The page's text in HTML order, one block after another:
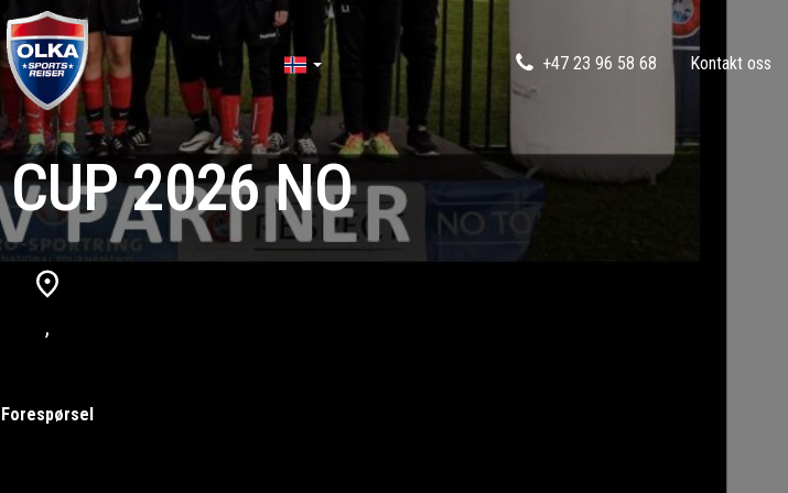
+47 23 96 58 68 Kontakt oss
2026 NO
,
Forespørsel